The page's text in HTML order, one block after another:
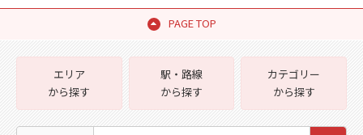
PAGE TOP
エリア
から探す
駅・路線
から探す
カテゴリー
から探す